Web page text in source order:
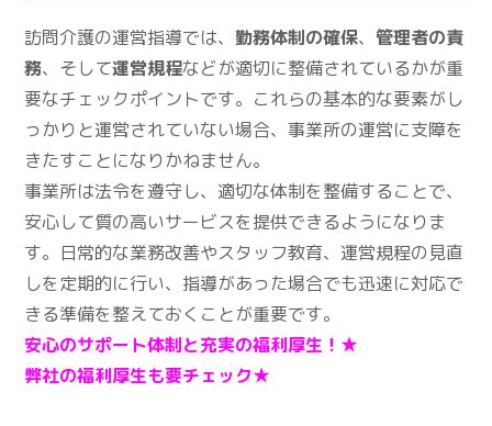
訪問介護の運営指導では、勤務体制の確保、 管理者の責
務、そして運営規程などが適切に整備されているかが重
要なチェックポイントです。これらの基本的な要素がし
っかりと運営されていない場合、事業所の運営に支障を
きたすことになりかねません。
事業所は法令を遵守し、適切な体制を整備することで、
安心して質の高いサービスを提供できるようになりま
す。日常的な業務改善やスタッフ教育、運営規程の見直
しを定期的に行い、指導があった場合でも迅速に対応で
きる準備を整えておくことが重要です。
安心のサポート体制と充実の福利厚生！★
弊社の福利厚生も要チェック★